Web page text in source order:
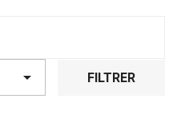
 FILTRER